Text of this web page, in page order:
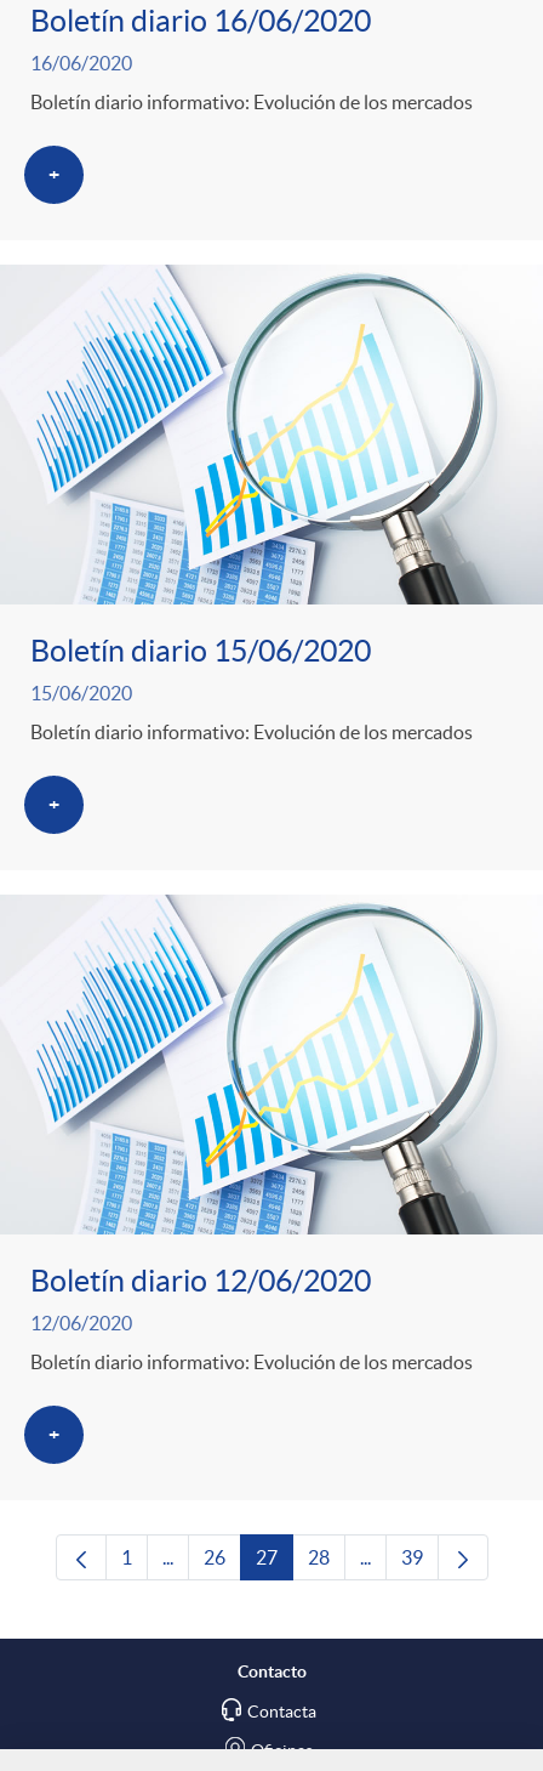
Boletín diario 16/06/2020
16/06/2020
Boletín diario informativo: Evolución de los mercados
+
Boletín diario 15/06/2020
15/06/2020
Boletín diario informativo: Evolución de los mercados
+
Boletín diario 12/06/2020
12/06/2020
Boletín diario informativo: Evolución de los mercados
+
Página
1 ...Páginas intermedias Use TAB para
Página
26 Página
27 Página
28 ...Páginas intermedias
Página
39
Contacto
Contacta
Oficinas